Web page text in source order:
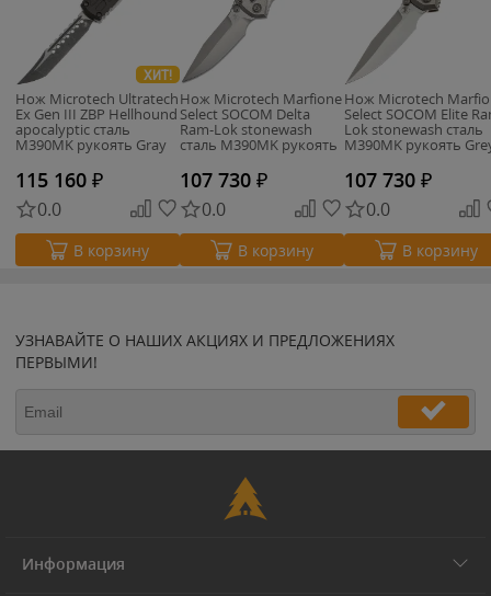
ХИТ!
Нож Microtech Ultratech
Ex Gen III ZBP Hellhound
apocalyptic сталь
M390MK рукоять Gray
Aluminium
115 160 ₽
0.0
В корзину
Нож Microtech Marfione
Select SOCOM Delta
Ram-Lok stonewash
сталь M390MK рукоять
107 730 ₽
0.0
В корзину
Нож Microtech
Select SOCOM Elite
Lok stonewash сталь
M390MK рукоять
Frag Titanium
107 730 ₽
0.0
В корзину
УЗНАВАЙТЕ О НАШИХ АКЦИЯХ И ПРЕДЛОЖЕНИЯХ
ПЕРВЫМИ!
Информация